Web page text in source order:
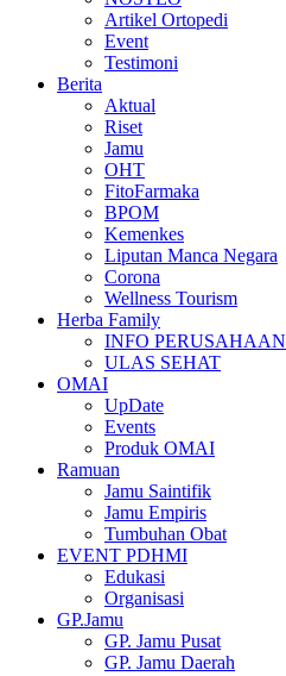
Artikel Ortopedi
Event
Testimoni
Berita
Aktual
Riset
Jamu
OHT
FitoFarmaka
BPOM
Kemenkes
Liputan Manca Negara
Corona
Wellness Tourism
Herba Family
INFO PERUSAHAAN
ULAS SEHAT
OMAI
UpDate
Events
Produk OMAI
Ramuan
Jamu Saintifik
Jamu Empiris
Tumbuhan Obat
EVENT PDHMI
Edukasi
Organisasi
GP.Jamu
GP. Jamu Pusat
GP. Jamu Daerah